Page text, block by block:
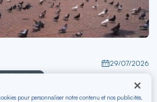
29/07/2026
& festivals
pour personnaliser notre contenu et nos publicités,